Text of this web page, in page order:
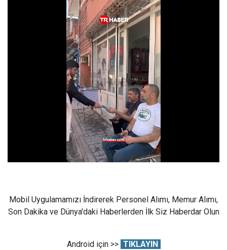
Mobil Uygulamamızı İndirerek Personel Alımı, Memur Alımı,
Son Dakika ve Dünya'daki Haberlerden İlk Siz Haberdar Olun
Android için >> TIKLAYIN